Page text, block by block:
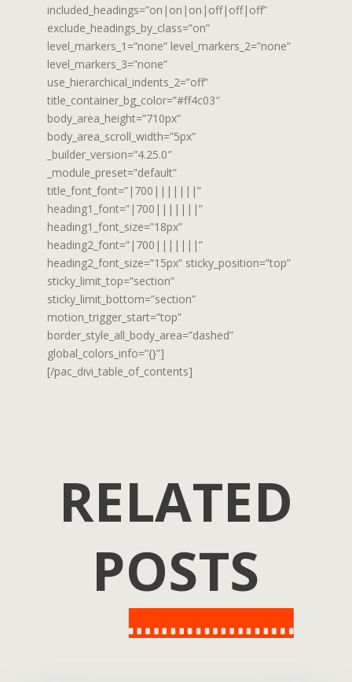
included_headings=”on|on|on|off|off|off”
exclude_headings_by_class=”on”
level_markers_1=”none” level_markers_2=”none”
level_markers_3=”none”
use_hierarchical_indents_2=”off”
title_container_bg_color=”#ff4c03″
body_area_height=”710px”
body_area_scroll_width=”5px”
_builder_version=”4.25.0″
_module_preset=”default”
title_font_font=”|700|||||||”
heading1_font=”|700|||||||”
heading1_font_size=”18px”
heading2_font=”|700|||||||”
heading2_font_size=”15px” sticky_position=”top”
sticky_limit_top=”section”
sticky_limit_bottom=”section”
motion_trigger_start=”top”
border_style_all_body_area=”dashed”
global_colors_info=”{}”]
[/pac_divi_table_of_contents]
RELATED
POSTS